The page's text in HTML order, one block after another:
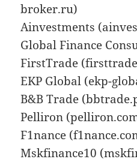
broker.ru)
Ainvestments
Global Finance
FirstTrade
EKP Global (ekp-
B&B Trade
Pelliron
F1nance
Mskfinance10